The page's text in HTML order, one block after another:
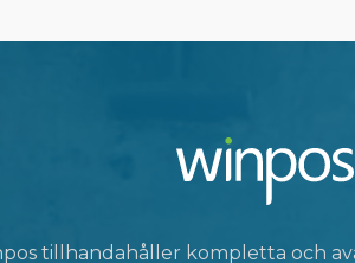
tillhandahåller kompletta och